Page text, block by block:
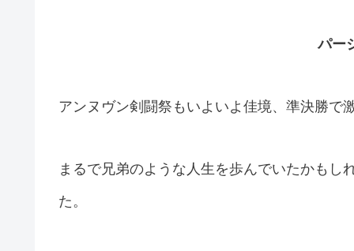
パー
アンヌヴン剣闘祭もいよいよ佳境、準決勝で
まるで兄弟のような人生を歩んでいたかもし
た。